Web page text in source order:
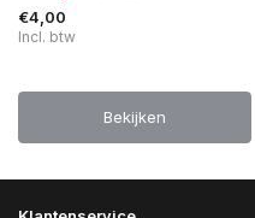
€4,00
Incl. btw
Bekijken